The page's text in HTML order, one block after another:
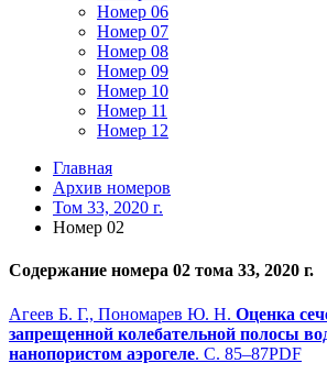
Номер 06
Номер 07
Номер 08
Номер 09
Номер 10
Номер 11
Номер 12
Главная
Архив номеров
Том 33, 2020 г.
Номер 02
Содержание номера 02 тома 33, 2020 г.
Агеев Б. Г., Пономарев Ю. Н. Оценка
запрещенной колебательной полосы
нанопористом аэрогеле. С. 85–87PDF